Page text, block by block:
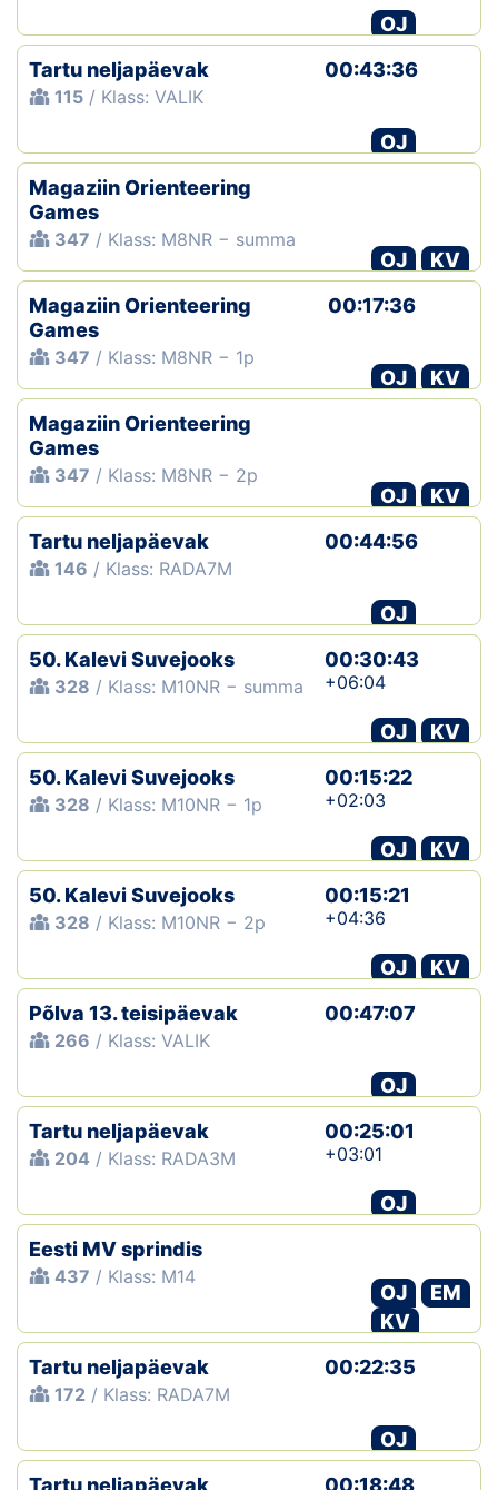
OJ
Tartu neljapäevak
115 / Klass: VALIK
00:43:36
OJ
Magaziin Orienteering
Games
347 / Klass: M8NR − summa
OJ
KV
Magaziin Orienteering
Games
347 / Klass: M8NR − 1p
00:17:36
OJ
KV
Magaziin Orienteering
Games
347 / Klass: M8NR − 2p
OJ
KV
Tartu neljapäevak
146 / Klass: RADA7M
00:44:56
OJ
50. Kalevi Suvejooks
328 / Klass: M10NR − summa
00:30:43
+06:04
OJ
KV
50. Kalevi Suvejooks
328 / Klass: M10NR − 1p
00:15:22
+02:03
OJ
KV
50. Kalevi Suvejooks
328 / Klass: M10NR − 2p
00:15:21
+04:36
OJ
KV
Põlva 13. teisipäevak
266 / Klass: VALIK
00:47:07
OJ
Tartu neljapäevak
204 / Klass: RADA3M
00:25:01
+03:01
OJ
Eesti MV sprindis
437 / Klass: M14
OJ
EM
KV
Tartu neljapäevak
172 / Klass: RADA7M
00:22:35
OJ
Tartu neljapäevak
00:18:48